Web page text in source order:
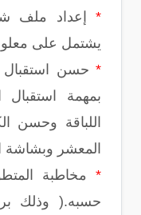
* إعداد ملف
يشتمل على
* حسن استقبال
بمهمة
اللباقة وحسن
المعشر وبشاشة
* مخاطبة
حسبه.( وذلك